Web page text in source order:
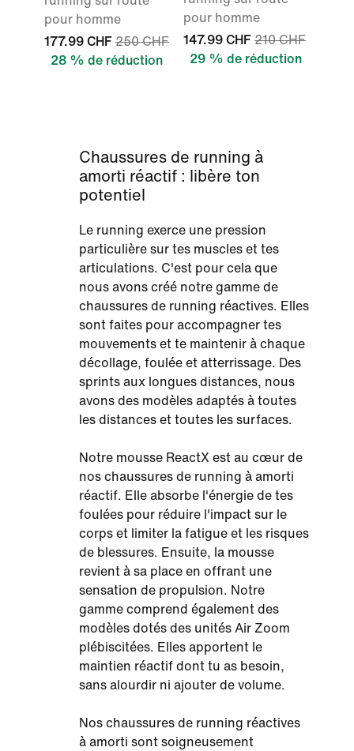
pour homme
177.99 CHF 250 CHF
28 % de réduction
pour homme
147.99 CHF 210 CHF
29 % de réduction
Chaussures de running à
amorti réactif : libère ton
potentiel
Le running exerce une pression
particulière sur tes muscles et tes
articulations. C'est pour cela que
nous avons créé notre gamme de
chaussures de running réactives. Elles
sont faites pour accompagner tes
mouvements et te maintenir à chaque
décollage, foulée et atterrissage. Des
sprints aux longues distances, nous
avons des modèles adaptés à toutes
les distances et toutes les surfaces.
Notre mousse ReactX est au cœur de
nos chaussures de running à amorti
réactif. Elle absorbe l'énergie de tes
foulées pour réduire l'impact sur le
corps et limiter la fatigue et les risques
de blessures. Ensuite, la mousse
revient à sa place en offrant une
sensation de propulsion. Notre
gamme comprend également des
modèles dotés des unités Air Zoom
plébiscitées. Elles apportent le
maintien réactif dont tu as besoin,
sans alourdir ni ajouter de volume.
Nos chaussures de running réactives
à amorti sont soigneusement